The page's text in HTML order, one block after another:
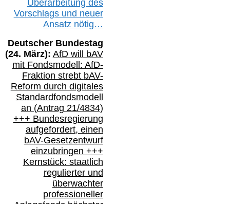
Überarbeitung des
Vorschlags und neuer
Ansatz nötig…
Deutscher Bundestag
(24. März): AfD will bAV
mit Fondsmodell: AfD-
Fraktion strebt bAV-
Reform durch digitales
Standardfondsmodell
an (Antrag 21/4834)
+++ Bundesregierung
aufgefordert, einen
bAV-Gesetzentwurf
einzubringen +++
Kernstück: staatlich
regulierter und
überwachter
professioneller